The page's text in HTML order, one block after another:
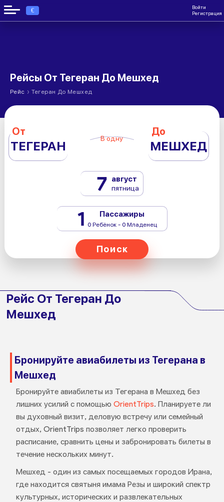
€
Войти
Регистрация
Рейсы От Тегеран До Мешхед
Рейс › Тегеран До Мешхед
От
ТЕГЕРАН В одну
До
МЕШХЕД
7 август
пятница
1 Пассажиры
0 Ребёнок - 0 Младенец
Поиск
Рейс От Тегеран До
Мешхед
Бронируйте авиабилеты из Тегерана в
Мешхед
Бронируйте авиабилеты из Тегерана в Мешхед без
лишних усилий с помощью OrientTrips. Планируете ли
вы духовный визит, деловую встречу или семейный
отдых, OrientTrips позволяет легко проверить
расписание, сравнить цены и забронировать билеты в
течение нескольких минут.
Мешхед - один из самых посещаемых городов Ирана,
где находится святыня имама Резы и широкий спектр
культурных, исторических и развлекательных